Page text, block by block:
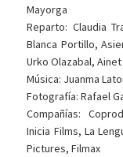
Mayorga
Reparto: Claudia
Blanca Portillo,
Urko Olazabal,
Música: Juanma
Fotografía: Rafael
Compañías:
Inicia Films, La
Pictures, Filmax